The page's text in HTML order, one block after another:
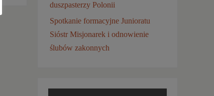
duszpasterzy Polonii
Spotkanie formacyjne Junioratu
Sióstr Misjonarek i odnowienie
ślubów zakonnych